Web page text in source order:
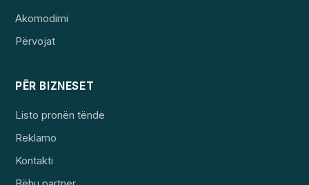
Akomodimi
Përvojat
PËR BIZNESET
Listo pronën tënde
Reklamo
Kontakti